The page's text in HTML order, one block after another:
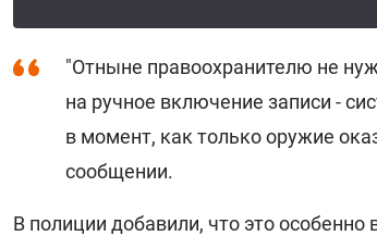
"Отныне правоохранителю не
на ручное включение записи -
в момент, как только оружие
сообщении.
В полиции добавили, что это особенно